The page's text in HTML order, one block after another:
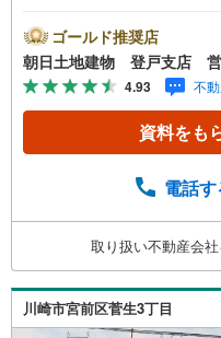
はお気軽にご連絡
後20時】上記時間は
す。人気物件には特
にお電話ください。
ご予約をいただく
朝日土地建物株式
で創業42年の信頼
気軽にお問合せく
営業が物件情報をご
説明、資金計画、
席してご説明させ
ゴールド推奨店
朝日土地建物 登戸支店
4.93 不
資料をも
電話す
取り扱い不動産会
川崎市宮前区菅生3丁目